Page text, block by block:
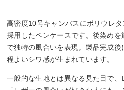
高密度10号キャンバスにポリウレ
採用したペンケースです。後染め
で独特の風合いを表現。製品完成後
程よいシワ感が生まれています。
一般的な生地とは異なる見た目で、